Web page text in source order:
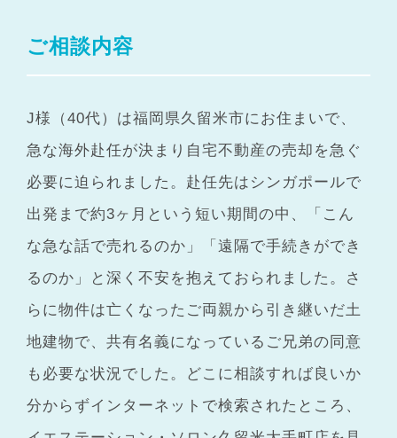
ご相談内容
J様（40代）は福岡県久留米市にお住まいで、
急な海外赴任が決まり自宅不動産の売却を急ぐ
必要に迫られました。赴任先はシンガポールで
出発まで約3ヶ月という短い期間の中、「こん
な急な話で売れるのか」「遠隔で手続きができ
るのか」と深く不安を抱えておられました。さ
らに物件は亡くなったご両親から引き継いだ土
地建物で、共有名義になっているご兄弟の同意
も必要な状況でした。どこに相談すれば良いか
分からずインターネットで検索されたところ、